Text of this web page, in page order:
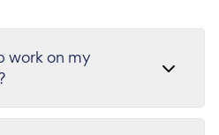
work on my